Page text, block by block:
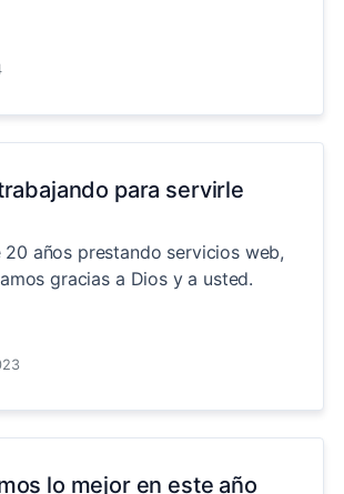
que entienda por qué
para servirle
años prestando servicios web,
gracias a Dios y a usted.